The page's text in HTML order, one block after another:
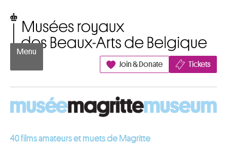
Menu
Join & Donate
Tickets
40 films amateurs et muets de Magritte